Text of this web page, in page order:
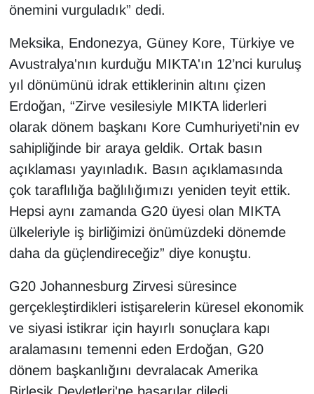
önemini vurguladık” dedi.
Meksika, Endonezya, Güney Kore, Türkiye ve
Avustralya'nın kurduğu MIKTA'ın 12’nci kuruluş
yıl dönümünü idrak ettiklerinin altını çizen
Erdoğan, “Zirve vesilesiyle MIKTA liderleri
olarak dönem başkanı Kore Cumhuriyeti'nin ev
sahipliğinde bir araya geldik. Ortak basın
açıklaması yayınladık. Basın açıklamasında
çok taraflılığa bağlılığımızı yeniden teyit ettik.
Hepsi aynı zamanda G20 üyesi olan MIKTA
ülkeleriyle iş birliğimizi önümüzdeki dönemde
daha da güçlendireceğiz” diye konuştu.
G20 Johannesburg Zirvesi süresince
gerçekleştirdikleri istişarelerin küresel ekonomik
ve siyasi istikrar için hayırlı sonuçlara kapı
aralamasını temenni eden Erdoğan, G20
dönem başkanlığını devralacak Amerika